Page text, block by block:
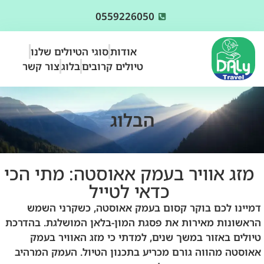
0559226050
אודותסוגי הטיולים שלנו
טיולים קרוביםבלוגצור קשר
הבלוג
מזג אוויר בעמק אאוסטה: מתי הכי
כדאי לטייל
דמיינו לכם בוקר קסום בעמק אאוסטה, כשקרני השמש
הראשונות מאירות את פסגת המון-בלאן המושלגת. בהדרכת
טיולים באזור במשך שנים, למדתי כי מזג האוויר בעמק
אאוסטה מהווה גורם מכריע בתכנון הטיול. העמק המרהיב